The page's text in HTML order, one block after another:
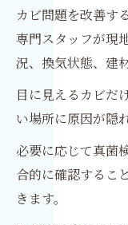
カビ問題を改善す
専門スタッフが現
況、換気状態、建
目に見えるカビだ
い場所に原因が隠
必要に応じて真菌
合的に確認するこ
きます。